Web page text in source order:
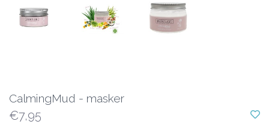
CalmingMud - masker
€7,95